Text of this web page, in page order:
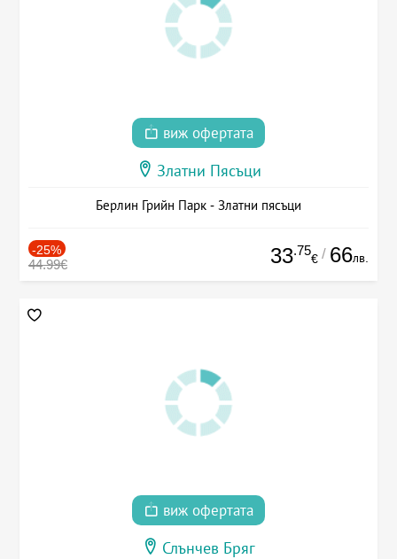
виж офертата
Златни Пясъци
Берлин Грийн Парк - Златни пясъци
-25%
44.99€ 33.75
€ / 66лв.
виж офертата
Слънчев Бряг